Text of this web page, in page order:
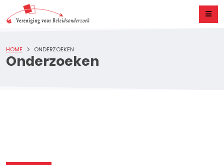
Onderzoeken
HOME ONDERZOEKEN